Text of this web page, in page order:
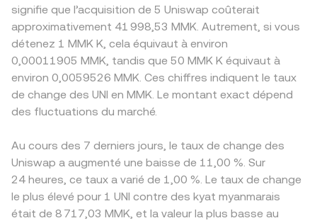
signifie que l’acquisition de 5 Uniswap coûterait
approximativement 41 998,53 MMK. Autrement, si vous
détenez 1 MMK K, cela équivaut à environ
0,00011905 MMK, tandis que 50 MMK K équivaut à
environ 0,0059526 MMK. Ces chiffres indiquent le taux
de change des UNI en MMK. Le montant exact dépend
des fluctuations du marché.
Au cours des 7 derniers jours, le taux de change des
Uniswap a augmenté une baisse de 11,00 %. Sur
24 heures, ce taux a varié de 1,00 %. Le taux de change
le plus élevé pour 1 UNI contre des kyat myanmarais
était de 8 717,03 MMK, et la valeur la plus basse au